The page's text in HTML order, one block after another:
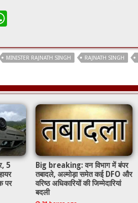
at
sA
p
p
MINISTER RAJNATH SINGH RAJNATH SINGH
5
पर
Big breaking: वन विभाग में बंपर
तबादले, अल्मोड़ा समेत कई DFO और
वरिष्ठ अधिकारियों की जिम्मेदारियां
बदली